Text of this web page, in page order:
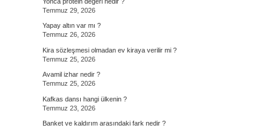
Temmuz 29, 2026
Yapay altın var mı ?
Temmuz 26, 2026
Kira sözleşmesi olmadan ev kiraya verilir mi ?
Temmuz 25, 2026
Avamil izhar nedir ?
Temmuz 25, 2026
Kafkas dansı hangi ülkenin ?
Temmuz 23, 2026
Banket ve kaldırım arasındaki fark nedir ?